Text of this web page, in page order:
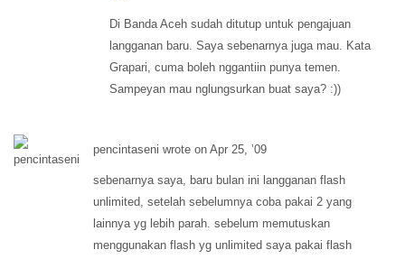
Di Banda Aceh sudah ditutup untuk pengajuan
langganan baru. Saya sebenarnya juga mau. Kata
Grapari, cuma boleh nggantiin punya temen.
Sampeyan mau nglungsurkan buat saya? :))
pencintaseni wrote on Apr 25, ’09
sebenarnya saya, baru bulan ini langganan flash
unlimited, setelah sebelumnya coba pakai 2 yang
lainnya yg lebih parah. sebelum memutuskan
menggunakan flash yg unlimited saya pakai flash